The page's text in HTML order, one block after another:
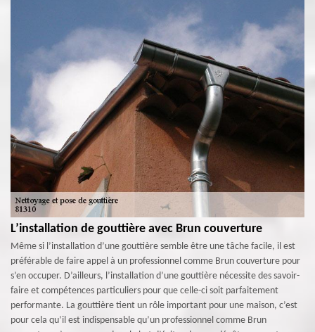
L’installation de gouttière avec Brun couverture
Même si l’installation d’une gouttière semble être une tâche facile, il est
préférable de faire appel à un professionnel comme Brun couverture pour
s’en occuper. D’ailleurs, l’installation d’une gouttière nécessite des savoir-
faire et compétences particuliers pour que celle-ci soit parfaitement
performante. La gouttière tient un rôle important pour une maison, c’est
pour cela qu’il est indispensable qu’un professionnel comme Brun